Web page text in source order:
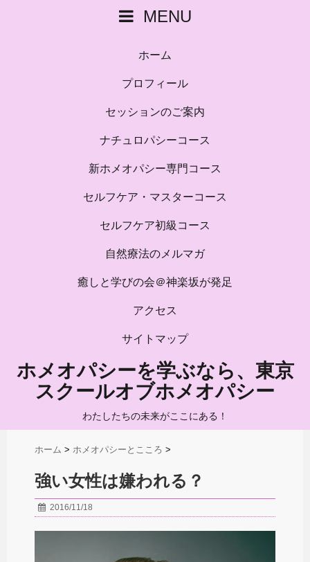
MENU
ホーム
プロフィール
セッションのご案内
ナチュロパシーコース
新ホメオパシー専門コース
セルフケア・マスターコース
セルフケア初級コース
自然療法のメルマガ
癒しと学びの会＠神楽坂が発足
アクセス
サイトマップ
ホメオパシーを学ぶなら、東京
スクールオブホメオパシー
わたしたちの未来がここにある！
ホーム > ホメオパシーとこころ >
強い女性は嫌われる？
2016/11/18